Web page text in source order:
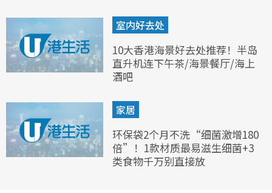
室内好去处
10大香港海景好去处推荐！半岛
直升机连下午茶/海景餐厅/海上
酒吧
家居
环保袋2个月不洗“细菌激增180
倍”！1款材质最易滋生细菌+3
类食物千万别直接放